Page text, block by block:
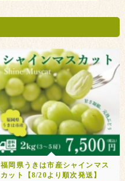
福岡県うきは市産シャインマス
カット【8/20より順次発送】